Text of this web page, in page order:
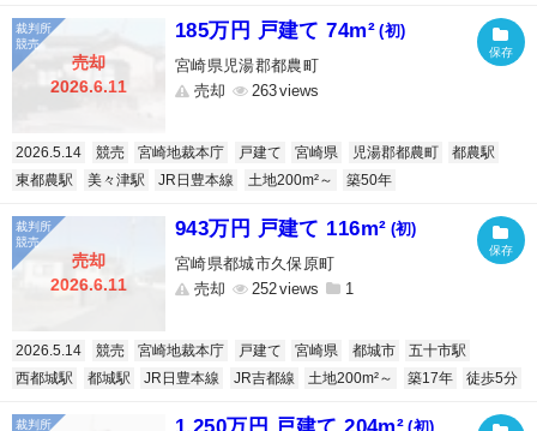
売却
2026.6.11
185万円 戸建て 74m² (初)
宮崎県児湯郡都農町
売却
263
2026.5.14 競売 宮崎地裁本庁 戸建て 宮崎県 児湯郡都農町
都農駅
東都農駅
美々津駅 JR日豊本線 土地200m²～ 築50年
売却
2026.6.11
943万円 戸建て 116m² (初)
宮崎県都城市久保原町
売却
252 1
2026.5.14 競売 宮崎地裁本庁 戸建て 宮崎県 都城市
五十市駅
西都城駅
都城駅 JR日豊本線 JR吉都線 土地200m²～ 築17年 徒歩5分
(初)